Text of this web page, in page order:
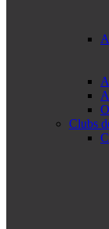
Clubs